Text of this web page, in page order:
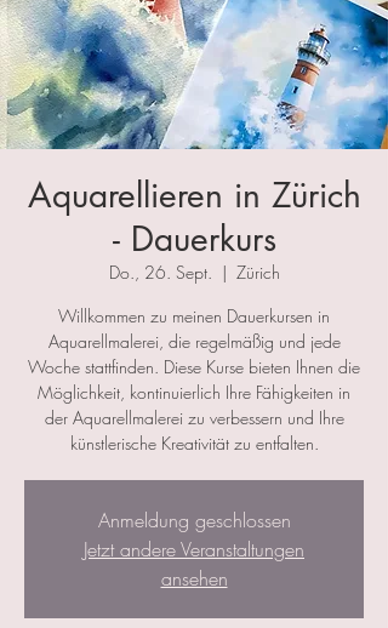
Aquarellieren in Zürich
- Dauerkurs
Do., 26. Sept.
  |
Zürich
Willkommen zu meinen Dauerkursen in
Aquarellmalerei, die regelmäßig und jede
Woche stattfinden. Diese Kurse bieten Ihnen die
Möglichkeit, kontinuierlich Ihre Fähigkeiten in
der Aquarellmalerei zu verbessern und Ihre
künstlerische Kreativität zu entfalten.
Anmeldung geschlossen
Jetzt andere Veranstaltungen
ansehen